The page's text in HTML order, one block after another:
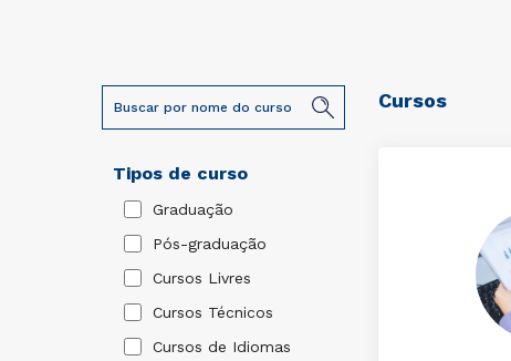
Tipos de curso
Graduação
Pós-graduação
Cursos Livres
Cursos Técnicos
Cursos de Idiomas
Cursos